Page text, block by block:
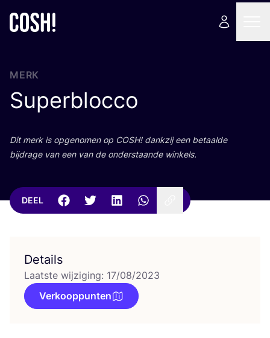
MERK
Superblocco
Dit merk is opge­no­men op COSH! dank­zij een betaal­de
bij­dra­ge van een van de onder­staan­de winkels.
DEEL
Details
Laatste wijziging: 17/08/2023
Verkooppunten